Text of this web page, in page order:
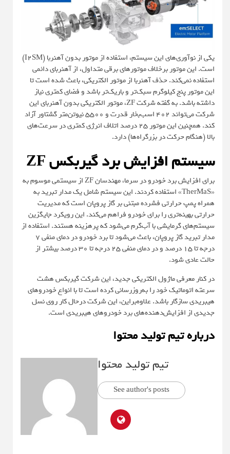
یکی از نوآوری‌های این سیستم، استفاده از موتور بدون آهنربا (I2SM)
است. این موتور برخلاف موتورهای برقی متداول، از آهنربای دائمی
استفاده نمی‌کند. حذف آهنربا از موتور الکتریکی، باعث شده است تا
این موتور پنج کیلوگرم سبک‌تر و باریک‌تر باشد و فضای کمتری نیاز
داشته باشد. به گفته شرکت ZF، موتور الکتریکی بدون آهنربای این
شرکت می‌تواند ۴۰۲ اسب‌بخار قدرت و ۵۵۰۰ نیوتن‌متر گشتاور آزاد
کند. همچنین این موتور ۲۵ درصد اتلاف انرژی کمتری در سرعت‌های
بالا (هنگام حرکت در بزرگراه‌ها) دارد.
سیستم افزایش برد گیربکس ZF
برای افزایش برد خودرو در سرما، مهندسان ZF از سیستمی موسوم به
«TherMaS» استفاده کردند. این سیستم شامل یک مدار تبرید به
همراه پمپ حرارتی فشرده مبتنی بر گاز پروپان است که مدیریت
حرارتی بهینه‌تری را برای خودرو فراهم می‌کند. این رویکرد جایگزین
سیستم‌های گرمایشی با آب‌گرم می‌شود که پرهزینه هستند. استفاده از
مدار تبرید گاز پروپان، باعث می‌شود تا برد خودرو در دمای منفی ۷
درجه تا ۱۵ درصد و در دمای منفی ۲۵ درجه تا ۳۰ درصد بیشتر از
حالت عادی شود.
در کنار معرفی ماژول الکتریکی جدید، این شرکت گیربکس هشت
سرعته اتوماتیک خود را به‌روزرسانی کرده است تا با انواع خودروهای
هیبریدی سازگار باشد. علاوه‌براین، این شرکت درحال کار روی نسل
جدیدی از افزایش‌دهنده‌های برد خودروهای هیبریدی است.
درباره تیم تولید محتوا
تیم تولید محتوا
See author's posts